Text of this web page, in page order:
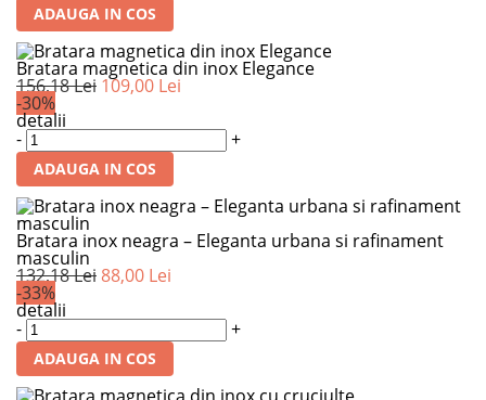
ADAUGA IN COS
Bratara magnetica din inox Elegance
156,18 Lei 109,00 Lei
-30%
detalii
- +
ADAUGA IN COS
Bratara inox neagra – Eleganta urbana si rafinament
masculin
132,18 Lei 88,00 Lei
-33%
detalii
- +
ADAUGA IN COS